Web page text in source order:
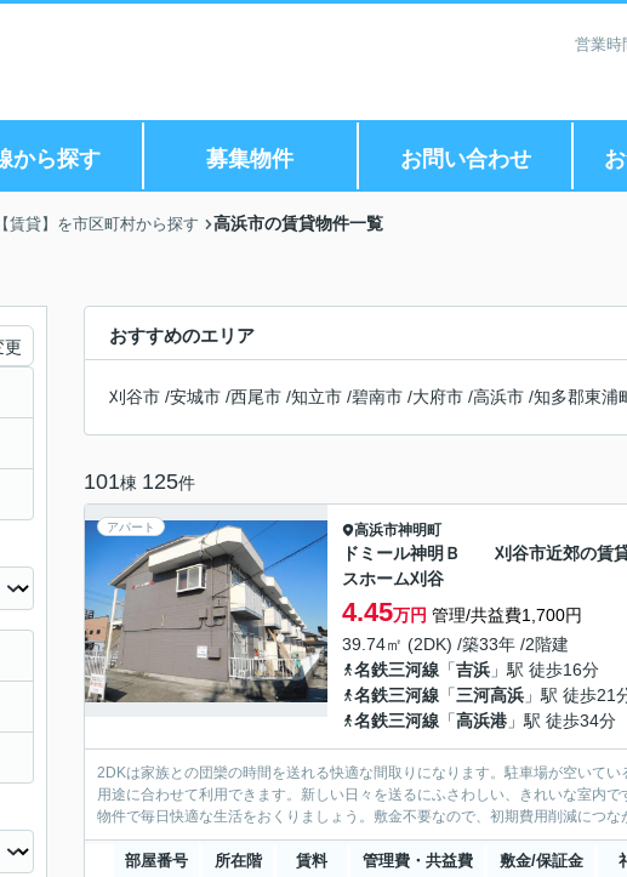
営業時
から探す 募集物件 お問い合わせ
【賃貸】を市区町村から探す 高浜市の賃貸物件一覧
おすすめのエリア
刈谷市 /安城市 /西尾市 /知立市 /碧南市 /大府市 /高浜市 /知多郡東浦
101棟 125件
アパート 高浜市神明町
ドミール神明Ｂ 刈谷市近郊の賃
スホーム刈谷
4.45万円 管理/共益費1,700円
39.74㎡ (2DK) /築33年 /2階建
名鉄三河線 「吉浜 」駅 徒歩16分
名鉄三河線 「三河高浜 」駅 徒歩21
名鉄三河線 「高浜港 」駅 徒歩34分
2DKは家族との団欒の時間を送れる快適な間取りになります。駐車場が空いて
用途に合わせて利用できます。新しい日々を送るにふさわしい、きれいな室内
物件で毎日快適な生活をおくりましょう。敷金不要なので、初期費用削減につな
部屋番号 所在階 賃料 管理費・共益費 敷金/保証金
更